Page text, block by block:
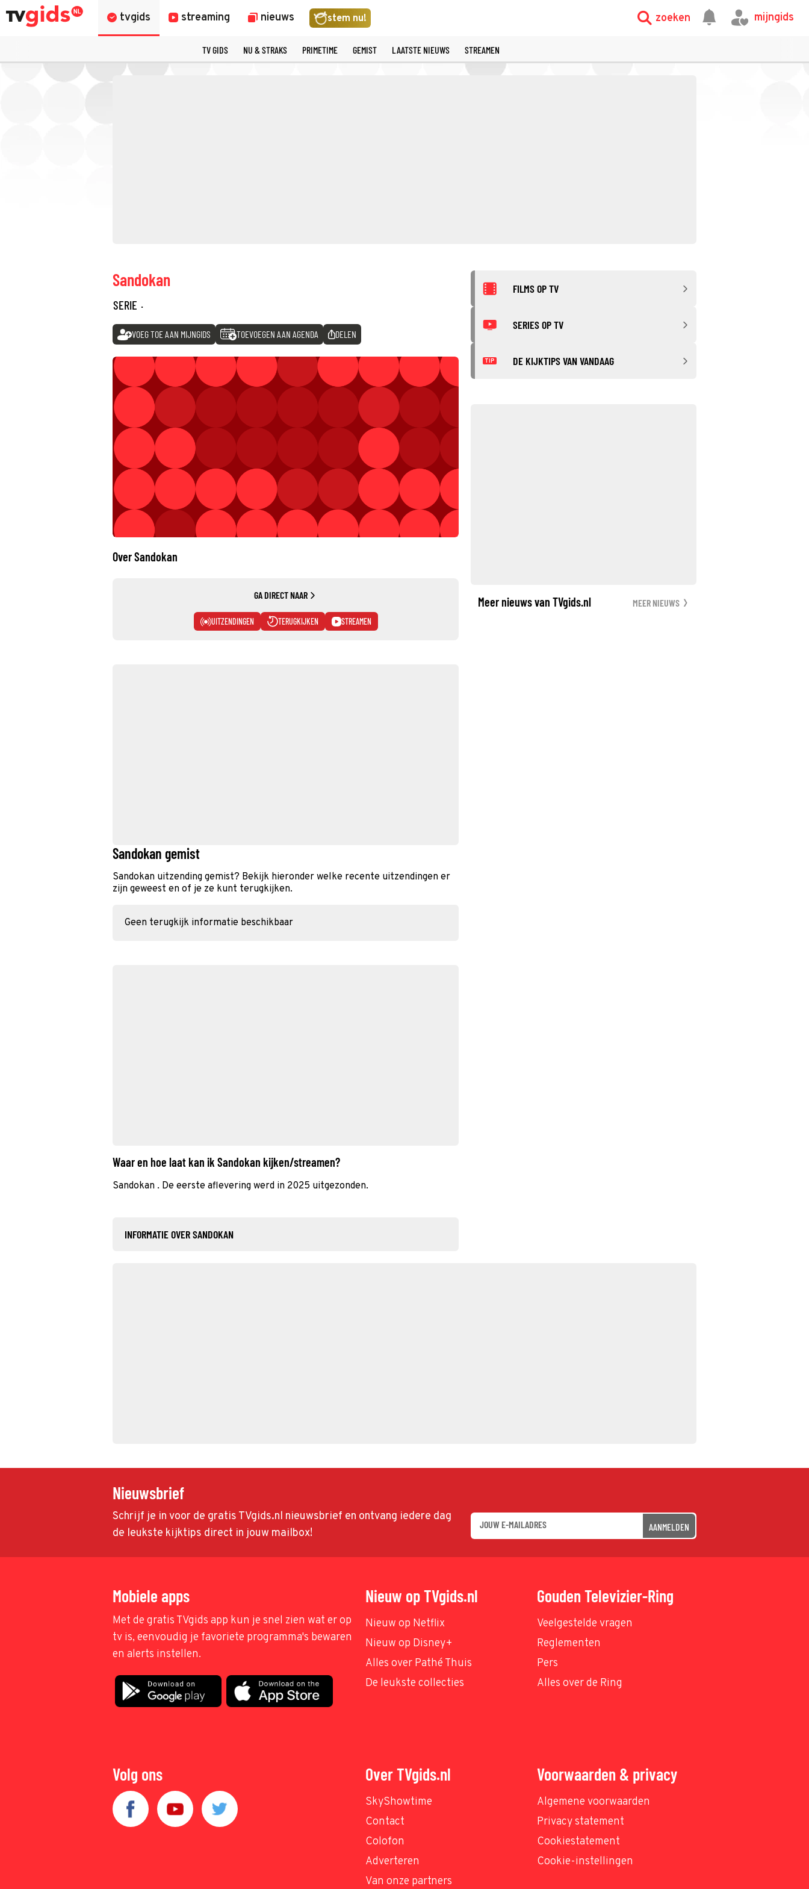
tvgids streaming nieuws stem nu! zoeken mijngids
TV GIDS NU & STRAKS PRIMETIME GEMIST LAATSTE NIEUWS STREAMEN
Sandokan
SERIE ·
VOEG TOE AAN MIJNGIDS TOEVOEGEN AAN AGENDA DELEN
Over Sandokan
GA DIRECT NAAR
UITZENDINGEN TERUGKIJKEN STREAMEN
Sandokan gemist
Sandokan uitzending gemist? Bekijk hieronder welke recente uitzendingen er
zijn geweest en of je ze kunt terugkijken.
Geen terugkijk informatie beschikbaar
Waar en hoe laat kan ik Sandokan kijken/streamen?
Sandokan . De eerste aflevering werd in 2025 uitgezonden.
INFORMATIE OVER SANDOKAN
FILMS OP TV
SERIES OP TV
TIP DE KIJKTIPS VAN VANDAAG
Meer nieuws van TVgids.nl MEER NIEUWS
Nieuwsbrief
Schrijf je in voor de gratis TVgids.nl nieuwsbrief en ontvang iedere dag
de leukste kijktips direct in jouw mailbox!
AANMELDEN
Mobiele apps
Met de gratis TVgids app kun je snel zien wat er op
tv is, eenvoudig je favoriete programma's bewaren
en alerts instellen.
Nieuw op TVgids.nl
Nieuw op Netflix
Nieuw op Disney+
Alles over Pathé Thuis
De leukste collecties
Gouden Televizier-Ring
Veelgestelde vragen
Reglementen
Pers
Alles over de Ring
Volg ons Over TVgids.nl
SkyShowtime
Contact
Colofon
Adverteren
Van onze partners
Voorwaarden & privacy
Algemene voorwaarden
Privacy statement
Cookiestatement
Cookie-instellingen